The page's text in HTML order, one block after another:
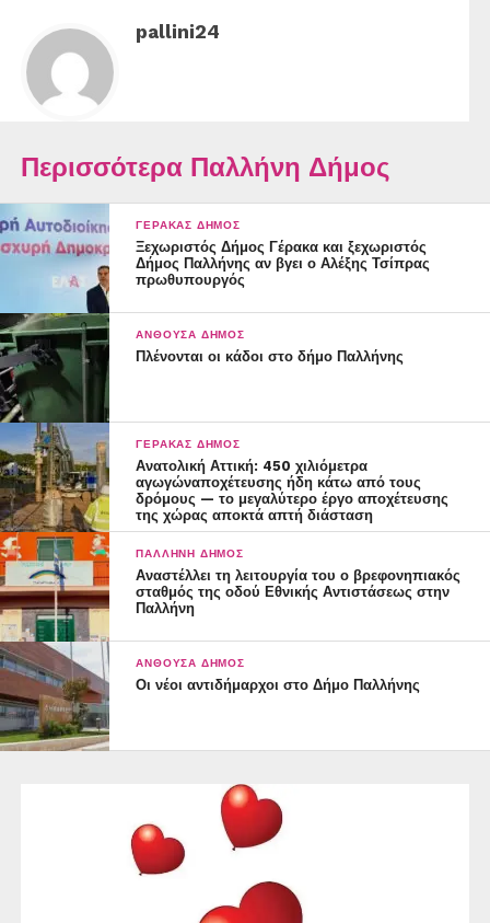
pallini24
Περισσότερα Παλλήνη Δήμος
ΓΈΡΑΚΑΣ ΔΉΜΟΣ
Ξεχωριστός Δήμος Γέρακα και ξεχωριστός
Δήμος Παλλήνης αν βγει ο Αλέξης Τσίπρας
πρωθυπουργός
ΑΝΘΟΎΣΑ ΔΉΜΟΣ
Πλένονται οι κάδοι στο δήμο Παλλήνης
ΓΈΡΑΚΑΣ ΔΉΜΟΣ
Ανατολική Αττική: 450 χιλιόμετρα
αγωγώναποχέτευσης ήδη κάτω από τους
δρόμους — το μεγαλύτερο έργο αποχέτευσης
της χώρας αποκτά απτή διάσταση
ΠΑΛΛΉΝΗ ΔΉΜΟΣ
Αναστέλλει τη λειτουργία του ο βρεφονηπιακός
σταθμός της οδού Εθνικής Αντιστάσεως στην
Παλλήνη
ΑΝΘΟΎΣΑ ΔΉΜΟΣ
Οι νέοι αντιδήμαρχοι στο Δήμο Παλλήνης